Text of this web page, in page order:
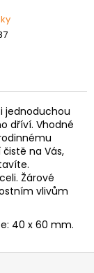
jednoduchou
dříví. Vhodné
na Vás,
Žárové
vlivům
40 x 60 mm.